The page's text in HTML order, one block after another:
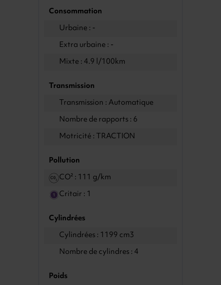
Consommation
Urbaine : -
Extra urbaine : -
Mixte : 4.9 l/100km
Transmission
Transmission : Automatique
Nombre de rapports : 6
Motricité : TRACTION
Pollution
CO² : 111 g/km
Critair : 1
Cylindrées
Cylindrées : 1199 cm3
Nombre de cylindres : 4
Poids